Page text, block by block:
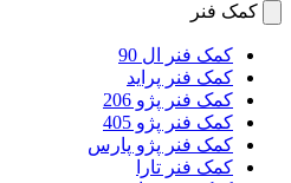
کمک فنر
کمک فنر ال 90
کمک فنر پراید
کمک فنر پژو 206
کمک فنر پژو 405
کمک فنر پژو پارس
کمک فنر تارا